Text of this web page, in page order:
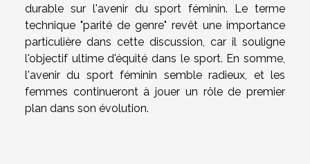
durable sur l'avenir du sport féminin. Le terme
technique "parité de genre" revêt une importance
particulière dans cette discussion, car il souligne
l'objectif ultime d'équité dans le sport. En somme,
l'avenir du sport féminin semble radieux, et les
femmes continueront à jouer un rôle de premier
plan dans son évolution.